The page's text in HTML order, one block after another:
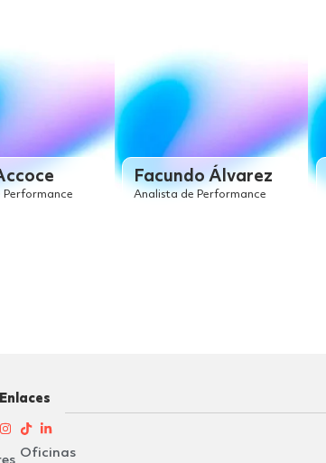
Performance
Facundo Álvarez
Analista de Performance
Enlaces
Oficinas